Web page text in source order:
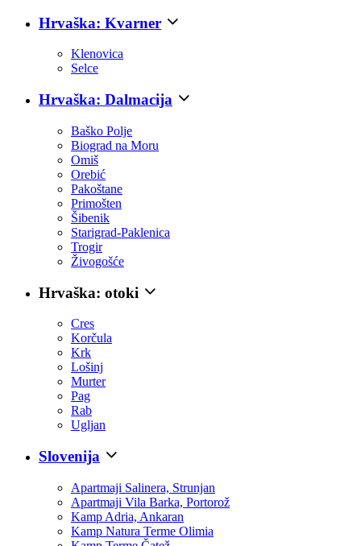
Hrvaška: Kvarner
Klenovica
Selce
Hrvaška: Dalmacija
Baško Polje
Biograd na Moru
Omiš
Orebić
Pakoštane
Primošten
Šibenik
Starigrad-Paklenica
Trogir
Živogošće
Hrvaška: otoki
Cres
Korčula
Krk
Lošinj
Murter
Pag
Rab
Ugljan
Slovenija
Apartmaji Salinera, Strunjan
Apartmaji Vila Barka, Portorož
Kamp Adria, Ankaran
Kamp Natura Terme Olimia